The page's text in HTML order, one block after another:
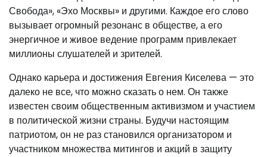
Свобода», «Эхо Москвы» и другими. Каждое его слово
вызывает огромный резонанс в обществе, а его
энергичное и живое ведение программ привлекает
миллионы слушателей и зрителей.
Однако карьера и достижения Евгения Киселева — это
далеко не все, что можно сказать о нем. Он также
известен своим общественным активизмом и участием
в политической жизни страны. Будучи настоящим
патриотом, он не раз становился организатором и
участником множества митингов и акций в защиту